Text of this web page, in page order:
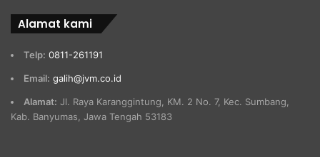
Alamat kami
Telp: 0811-261191
Email: galih@jvm.co.id
Alamat: Jl. Raya Karanggintung, KM. 2 No. 7, Kec. Sumbang,
Kab. Banyumas, Jawa Tengah 53183